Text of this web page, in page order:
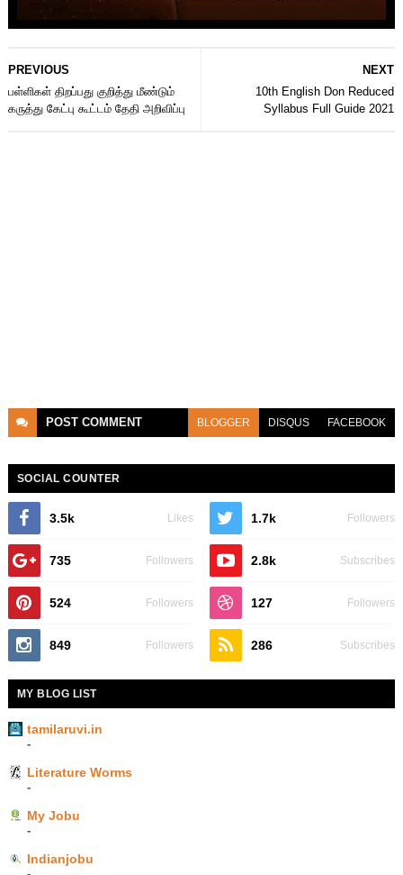
NEXT
10th English Don Reduced
Syllabus Full Guide 2021
PREVIOUS
பள்ளிகள் திறப்பது குறித்து மீண்டும்
கருத்து கேட்பு கூட்டம் தேதி அறிவிப்பு
POST COMMENT BLOGGER DISQUS FACEBOOK
SOCIAL COUNTER
3.5k Likes 1.7k Followers
735 Followers 2.8k Subscribes
524 Followers 127 Followers
849 Followers 286 Subscribes
MY BLOG LIST
tamilaruvi.in
-
Literature Worms
-
My Jobu
-
Indianjobu